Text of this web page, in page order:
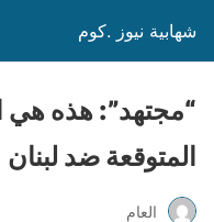
شهابية نيوز .كوم
“مجتهد”: هذه هي
المتوقعة ضد لبنان
العام